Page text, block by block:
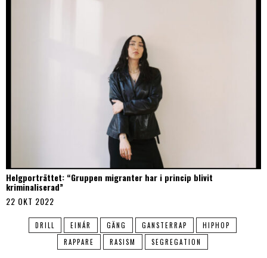
Helgporträttet: “Gruppen migranter har i princip blivit
kriminaliserad”
22 OKT 2022
DRILL EINÁR GÄNG GANSTERRAP
HIPHOP
RAPPARE
RASISM SEGREGATION